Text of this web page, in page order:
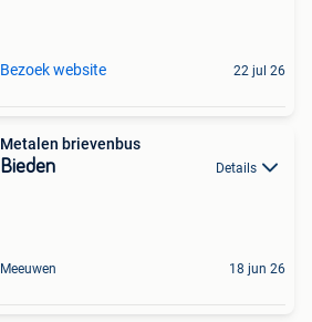
Bezoek website 22 jul 26
Metalen brievenbus
Bieden Details
Meeuwen 18 jun 26